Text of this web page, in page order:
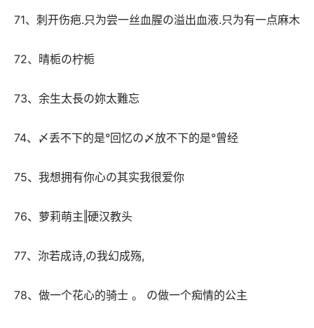
71、刺开伤疤.只为尝一丝血腥の溢出血液.只为有一点麻木
72、晴栀の柠栀
73、余生太長の妳太難忘
74、〆丢不下的是°回忆の〆放不下的是°曾经
75、我想拥有你心の其实我很爱你
76、萝莉萌主‖硬汉教头
77、沵若成诗,の我幻成殇,
78、做一个花心的骑士 。 の做一个痴情的公主